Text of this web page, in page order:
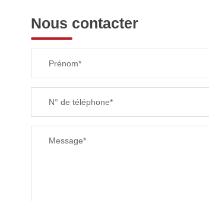
TAXE FONCIÈRE
RESTAURANTS ET CAFÉS
Nous contacter
Prénom*
N° de téléphone*
Message*